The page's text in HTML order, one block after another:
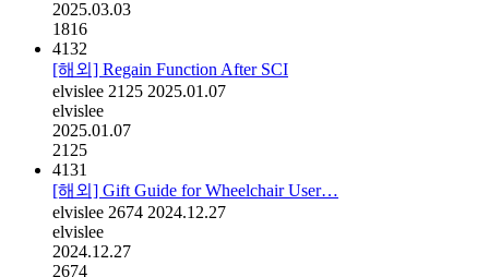
2025.03.03
1816
4132
[해외] Regain Function After SCI
elvislee 2125 2025.01.07
elvislee
2025.01.07
2125
4131
[해외] Gift Guide for Wheelchair User…
elvislee 2674 2024.12.27
elvislee
2024.12.27
2674